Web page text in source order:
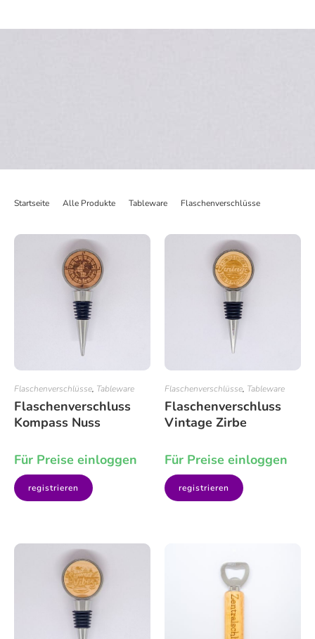
Startseite Alle Produkte Tableware Flaschenverschlüsse
Flaschenverschlüsse, Tableware
Flaschenverschluss
Kompass Nuss
Für Preise einloggen
registrieren
Flaschenverschlüsse, Tableware
Flaschenverschluss
Vintage Zirbe
Für Preise einloggen
registrieren